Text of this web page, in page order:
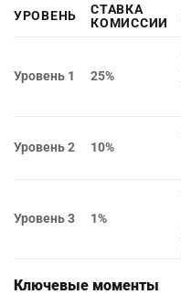
УРОВЕНЬ
СТАВКА
КОМИССИИ
Уровень 1 25%
Уровень 2 10%
Уровень 3 1%
Ключевые моменты